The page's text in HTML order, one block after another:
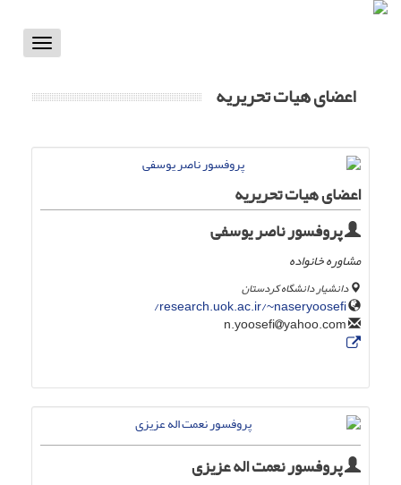
Toggle
اعضای هیات تحریریه
اعضای هیات تحریریه
پروفسور ناصر یوسفی
مشاوره خانواده
دانشیار دانشگاه کردستان
research.uok.ac.ir/~naseryoosefi/
yahoo.com
پروفسور نعمت اله عزیزی